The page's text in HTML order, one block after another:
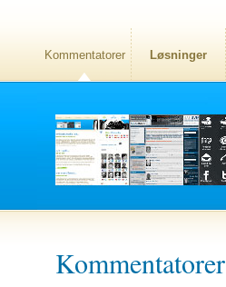
Kommentatorer Løsninger
Kommentatorer